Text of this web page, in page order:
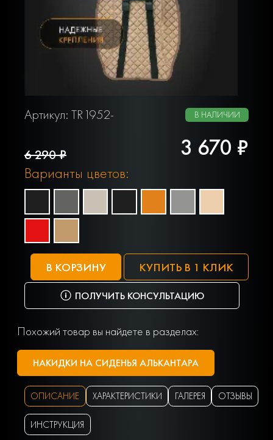
Артикул: TR1952- В НАЛИЧИИ
6 290 ₽ 3 670 ₽
Варианты цветов:
В КОРЗИНУ КУПИТЬ В 1 КЛИК
ПОЛУЧИТЬ КОНСУЛЬТАЦИЮ
Похожий товар вы найдете в разделах:
НАКИДКИ НА СИДЕНЬЯ АЛЬКАНТАРА
ОПИСАНИЕ ХАРАКТЕРИСТИКИ ГАЛЕРЕЯ ОТЗЫВЫ
ИНСТРУКЦИЯ